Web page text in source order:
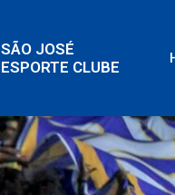
SÃO JOSÉ
ESPORTE CLUBE